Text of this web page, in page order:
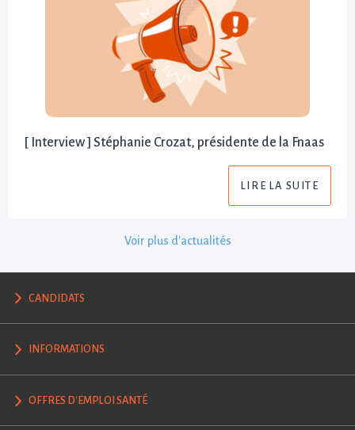
[ Interview ] Stéphanie Crozat, présidente de la Fnaas
LIRE LA SUITE
Voir plus d'actualités
CANDIDATS
INFORMATIONS
OFFRES D'EMPLOI SANTÉ